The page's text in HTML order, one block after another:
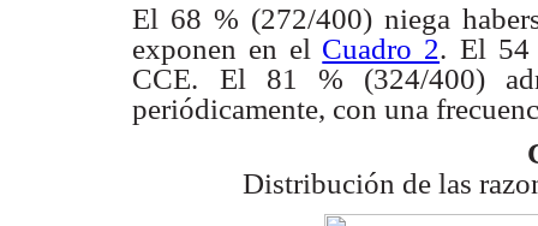
El 68 % (272/400) niega
exponen en el Cuadro 2. El 54
CCE.
El 81 % (324/400)
periódicamente, con una
Distribución de las